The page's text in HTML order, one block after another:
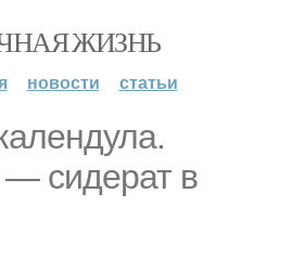
ЖИЗНЬ
новости статьи
сидерат в